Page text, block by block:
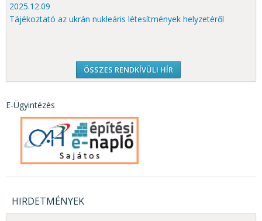
2025.12.09
Tájékoztató az ukrán nukleáris létesítmények helyzetéről
ÖSSZES RENDKÍVÜLI HÍR
E-Ügyintézés
HIRDETMÉNYEK